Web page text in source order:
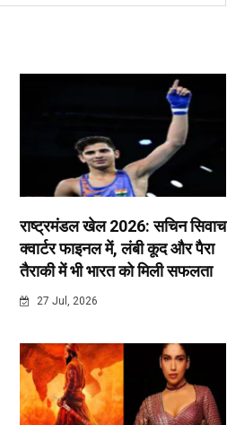
राष्ट्रमंडल खेल 2026: सचिन सिवाच
क्वार्टर फाइनल में, लंबी कूद और पैरा
तैराकी में भी भारत को मिली सफलता
27 Jul, 2026